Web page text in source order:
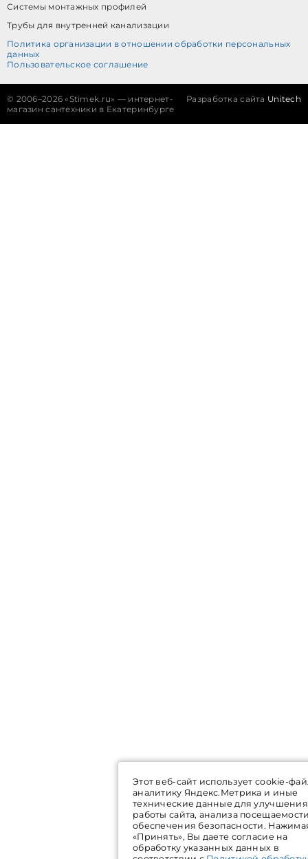
Системы монтажных профилей
Трубы для внутренней канализации
Политика организации в отношении обработки персональных
данных
Пользовательское соглашение
© 2006–2026 «Stimek.ru» — интернет-
магазин сантехники в Екатеринбурге
Разработка сайта Unitech
Этот веб-сайт использует cookie-
аналитику Яндекс.Метрика и иные
технические данные для улучшения
работы сайта, анализа
обеспечения безопасности.
«Принять», Вы даете согласие на
обработку указанных данных в